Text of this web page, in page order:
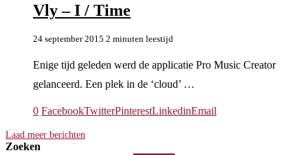
Vly – I / Time
24 september 2015 2 minuten leestijd
Enige tijd geleden werd de applicatie Pro Music Creator
gelanceerd. Een plek in de ‘cloud’ …
0 FacebookTwitterPinterestLinkedinEmail
Laad meer berichten
Zoeken